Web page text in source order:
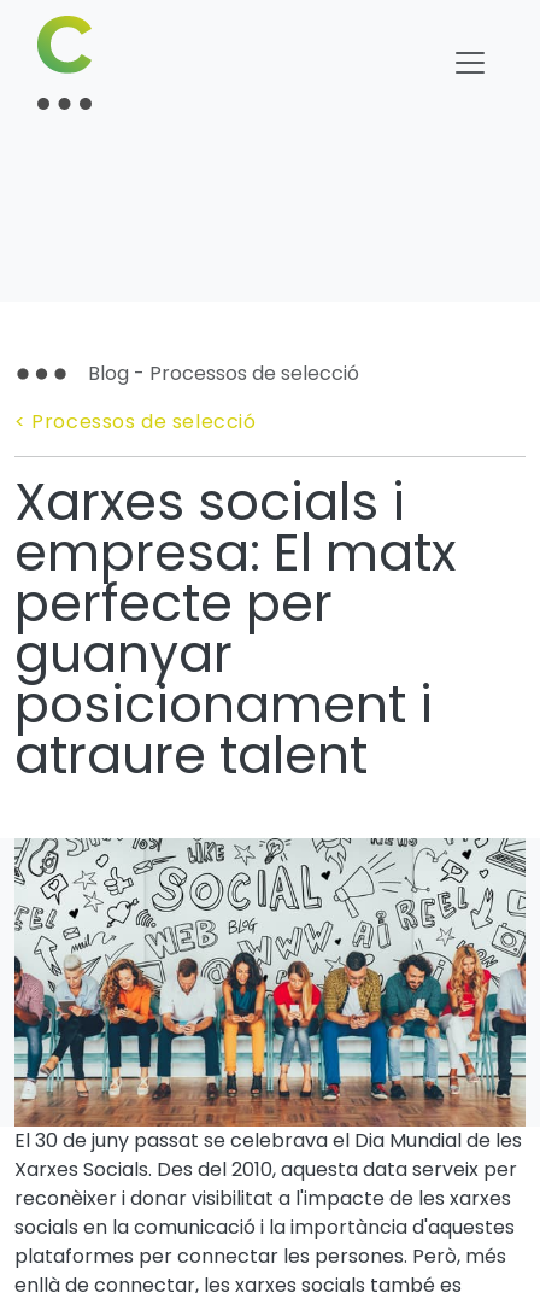
Blog - Processos de selecció
< Processos de selecció
Xarxes socials i
empresa: El matx
perfecte per
guanyar
posicionament i
atraure talent
El 30 de juny passat se celebrava el Dia Mundial de les
Xarxes Socials. Des del 2010, aquesta data serveix per
reconèixer i donar visibilitat a l'impacte de les xarxes
socials en la comunicació i la importància d'aquestes
plataformes per connectar les persones. Però, més
enllà de connectar, les xarxes socials també es